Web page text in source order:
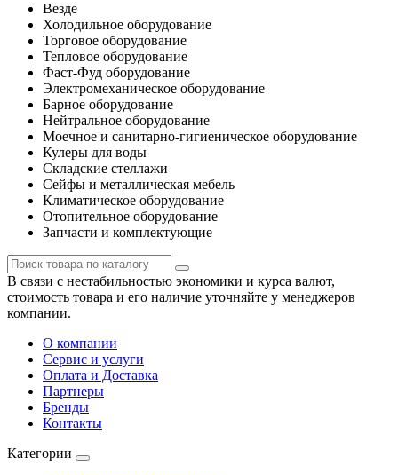
Везде
Холодильное оборудование
Торговое оборудование
Тепловое оборудование
Фаст-Фуд оборудование
Электромеханическое оборудование
Барное оборудование
Нейтральное оборудование
Моечное и санитарно-гигиеническое оборудование
Кулеры для воды
Складские стеллажи
Сейфы и металлическая мебель
Климатическое оборудование
Отопительное оборудование
Запчасти и комплектующие
В связи с нестабильностью экономики и курса валют,
стоимость товара и его наличие уточняйте у менеджеров
компании.
О компании
Сервис и услуги
Оплата и Доставка
Партнеры
Бренды
Контакты
Категории